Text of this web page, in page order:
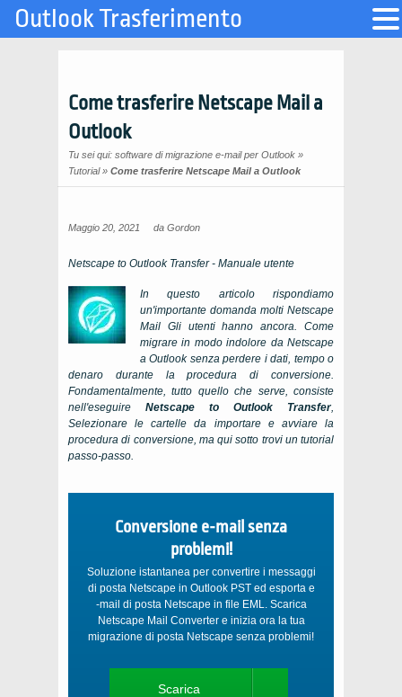
Come trasferire Netscape Mail a
Outlook
Tu sei qui: software di migrazione e-mail per Outlook »
Tutorial» Come trasferire Netscape Mail a Outlook
Maggio 20, 2021 da Gordon
Netscape to Outlook Transfer- Manuale utente
In questo articolo rispondiamo
un'importante domanda molti Netscape
Mail Gli utenti hanno ancora. Come
migrare in modo indolore da Netscape
aOutlooksenza perdere i dati, tempo o
denaro durante la procedura di conversione.
Fondamentalmente, tutto quello che serve, consiste
nell'eseguire Netscape to Outlook Transfer,
Selezionare le cartelle da importare e avviare la
procedura di conversione, ma qui sotto trovi un tutorial
passo-passo.
Conversione e-mail senza
problemi!
Soluzione istantanea per convertire i messaggi
di posta Netscape in Outlook PST ed esporta e
-mail di posta Netscape in file EML. Scarica
Netscape Mail Converter e inizia ora la tua
migrazione di posta Netscape senza problemi!
Scarica
Outlook Trasferimento